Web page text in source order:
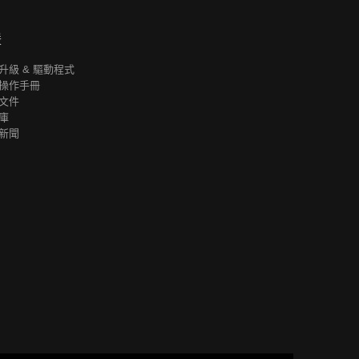
級 & 驅動程式
作手冊
件
聞